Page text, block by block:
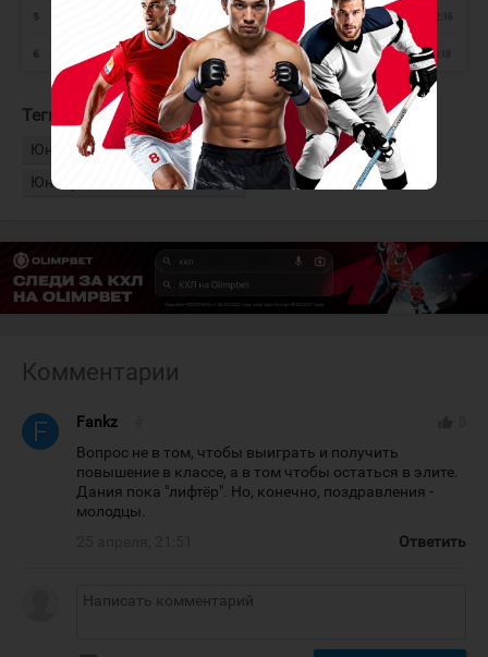
Теги:
Юниорская сборная Дании
Юниорская сборная Казахстана
Юниорский чемпионат мира
Комментарии
Fankz
Вопрос не в том, чтобы выиграть и получить
повышение в классе, а в том чтобы остаться в элите.
Дания пока "лифтёр". Но, конечно, поздравления -
молодцы.
Ответить